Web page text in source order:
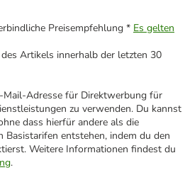
Preisempfehlung * Es gelten
Artikels innerhalb der letzten 30
Mail-Adresse für Direktwerbung für
zu verwenden. Du kannst
dass hierfür andere als die
entstehen, indem du den
Weitere Informationen findest du
.